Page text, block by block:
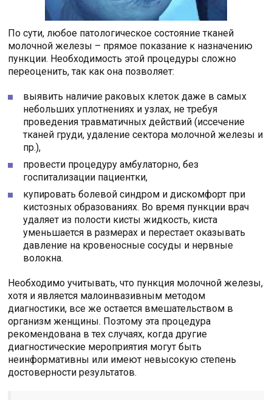
По сути, любое патологическое состояние тканей
молочной железы – прямое показание к назначению
пункции. Необходимость этой процедуры сложно
переоценить, так как она позволяет:
выявить наличие раковых клеток даже в самых
небольших уплотнениях и узлах, не требуя
проведения травматичных действий (иссечение
тканей груди, удаление сектора молочной железы и
пр.),
провести процедуру амбулаторно, без
госпитализации пациентки,
купировать болевой синдром и дискомфорт при
кистозных образованиях. Во время пункции врач
удаляет из полости кисты жидкость, киста
уменьшается в размерах и перестает оказывать
давление на кровеносные сосуды и нервные
волокна.
Необходимо учитывать, что пункция молочной железы,
хотя и является малоинвазивным методом
диагностики, все же остается вмешательством в
организм женщины. Поэтому эта процедура
рекомендована в тех случаях, когда другие
диагностические мероприятия могут быть
неинформативны или имеют невысокую степень
достоверности результатов.